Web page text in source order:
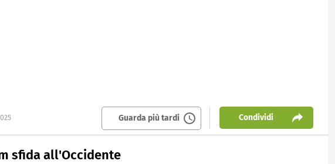
Guarda più tardi Condividi
sfida all'Occidente